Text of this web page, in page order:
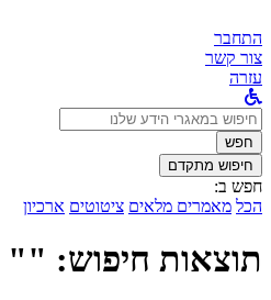
התחבר
צור קשר
עזרה
לחפש
ב:חפש
חיפוש מתקדם
חפש ב:
הכל מאמרים מלאים ציטוטים ארכיון
תוצאות חיפוש: ""